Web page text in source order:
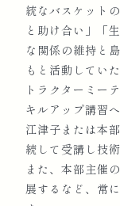
統なバスケット
と助け合い」「
な関係の維持と
もと活動してい
トラクターミー
キルアップ講習
江津子または本
続して受講し技
また、本部主催
展するなど、常